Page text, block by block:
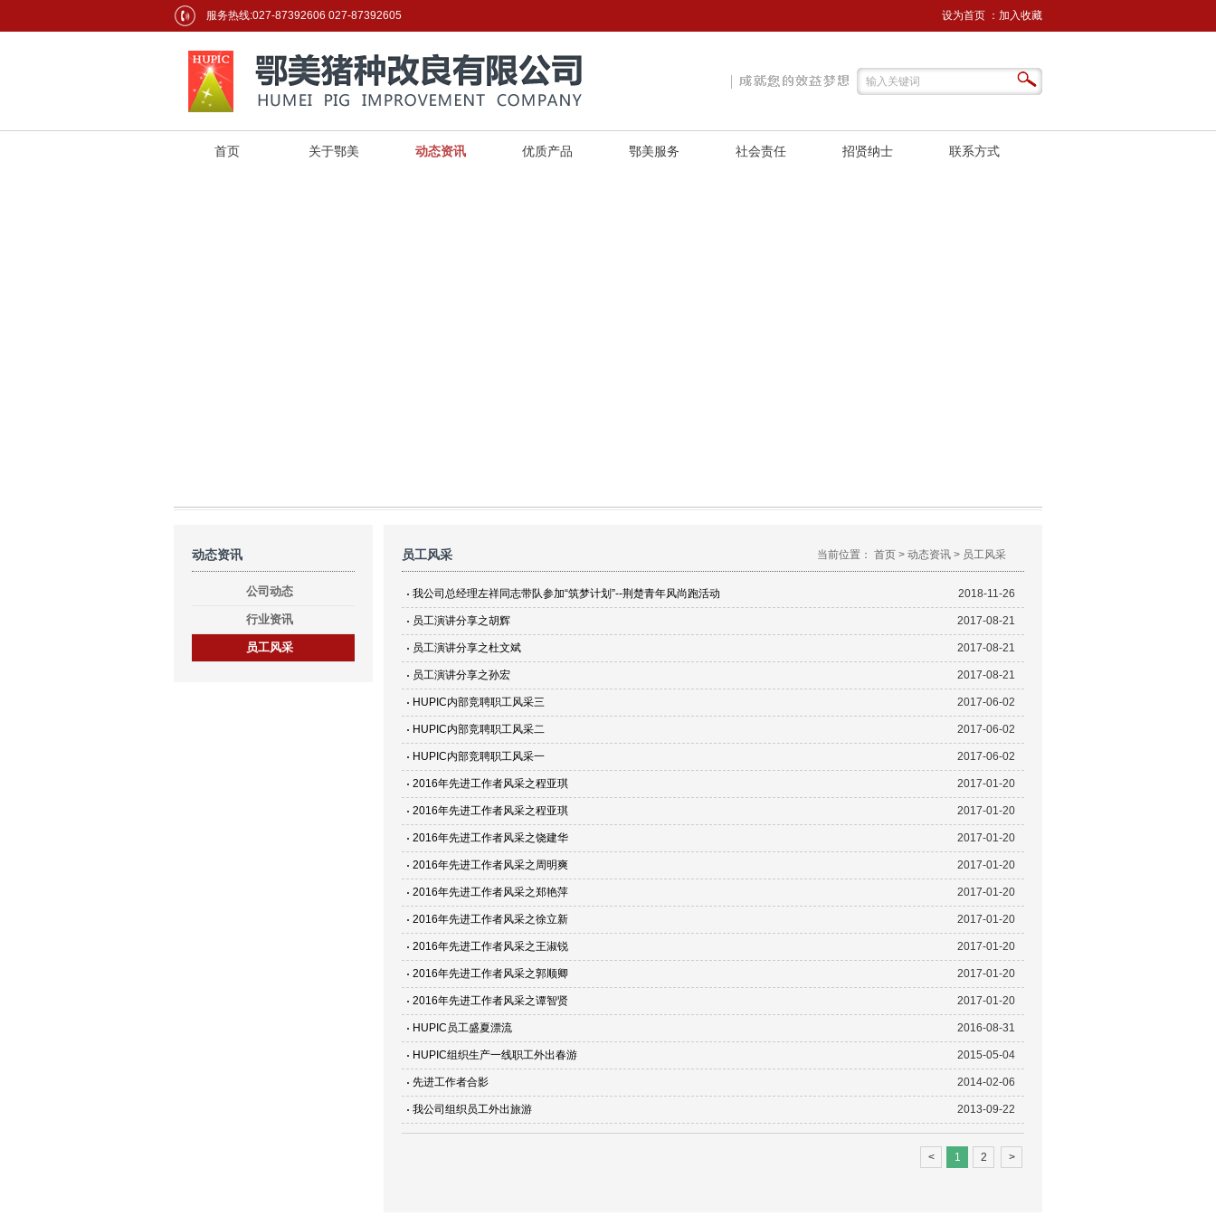
服务热线:027-87392606 027-87392605 设为首页 ： 加入收藏
首页 关于鄂美 动态资讯 优质产品 鄂美服务 社会责任 招贤纳士 联系方式
动态资讯
公司动态
行业资讯
员工风采
员工风采 当前位置： 首页 > 动态资讯 > 员工风采
我公司总经理左祥同志带队参加“筑梦计划”--荆楚青年风尚跑活动 2018-11-26
员工演讲分享之胡辉 2017-08-21
员工演讲分享之杜文斌 2017-08-21
员工演讲分享之孙宏 2017-08-21
HUPIC内部竞聘职工风采三 2017-06-02
HUPIC内部竞聘职工风采二 2017-06-02
HUPIC内部竞聘职工风采一 2017-06-02
2016年先进工作者风采之程亚琪 2017-01-20
2016年先进工作者风采之程亚琪 2017-01-20
2016年先进工作者风采之饶建华 2017-01-20
2016年先进工作者风采之周明爽 2017-01-20
2016年先进工作者风采之郑艳萍 2017-01-20
2016年先进工作者风采之徐立新 2017-01-20
2016年先进工作者风采之王淑锐 2017-01-20
2016年先进工作者风采之郭顺卿 2017-01-20
2016年先进工作者风采之谭智贤 2017-01-20
HUPIC员工盛夏漂流 2016-08-31
HUPIC组织生产一线职工外出春游 2015-05-04
先进工作者合影 2014-02-06
我公司组织员工外出旅游 2013-09-22
< 1 2 >